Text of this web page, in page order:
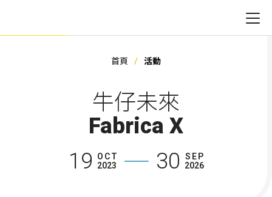
首頁 活動
牛仔未來
Fabrica X
19
OCT
2023
30
SEP
2026